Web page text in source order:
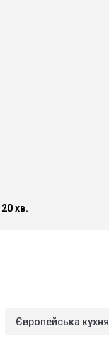
хв.
Європейська кухня